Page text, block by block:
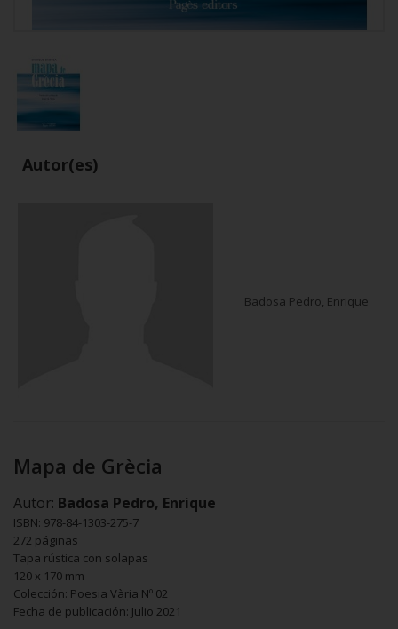
Autor(es)
Badosa Pedro, Enrique
Mapa de Grècia
Autor: Badosa Pedro, Enrique
ISBN: 978-84-1303-275-7
272 páginas
Tapa rústica con solapas
120 x 170 mm
Colección: Poesia Vària Nº 02
Fecha de publicación: Julio 2021